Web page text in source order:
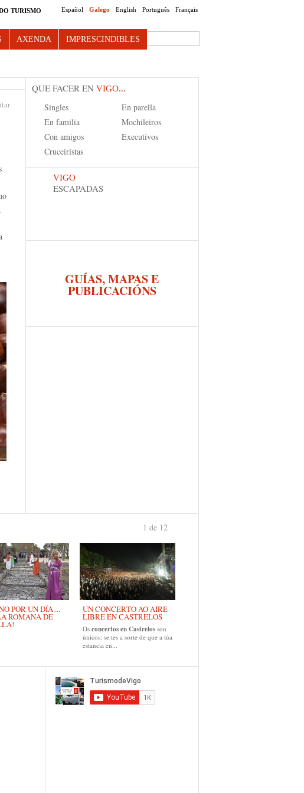
Español Galego English Português Français
TURISMO
Search this site
AXENDA IMPRESCINDIBLES
QUE FACER EN VIGO...
Singles
En parella
En familia
Mochileiros
Con amigos
Executivos
Cruceiristas
VIGO
ESCAPADAS
GUÍAS, MAPAS E
PUBLICACIÓNS
POR UN DÍA ...
ROMANA DE
UN CONCERTO AO AIRE
LIBRE EN CASTRELOS
Os concertos en Castrelos son
únicos: se tes a sorte de que a túa
estancia en...
1 de 12